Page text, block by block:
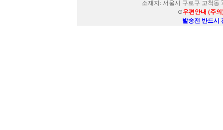
소재지: 서울시 구로구 고척동
⊙우편안내 (주
발송전 반드시